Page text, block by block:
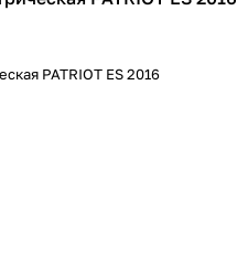
PATRIOT ES 2016